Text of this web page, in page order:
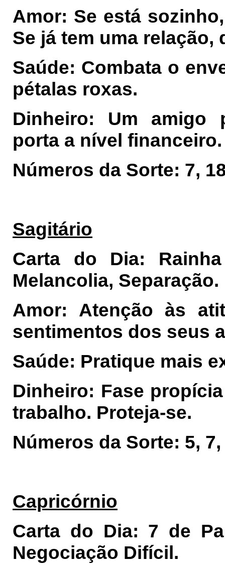
Amor: Se está
Se já tem uma relação,
Saúde: Combata o
pétalas roxas.
Dinheiro: Um amigo
porta a nível financeiro.
Números da Sorte: 7,
Sagitário
Carta do Dia:
Melancolia, Separação.
Amor: Atenção às
sentimentos dos seus
Saúde: Pratique mais
Dinheiro: Fase
trabalho. Proteja-se.
Números da Sorte: 5, 7,
Capricórnio
Carta do Dia: 7 de
Negociação Difícil.